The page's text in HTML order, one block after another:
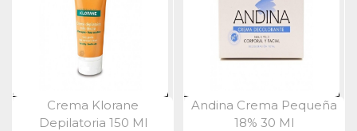
Vista Rápida
Crema Klorane
Depilatoria 150 Ml
Vista Rápida
Andina Crema Pequeña
18% 30 Ml